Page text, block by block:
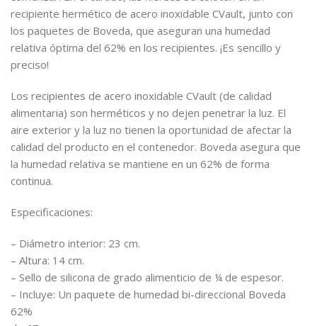
recipiente hermético de acero inoxidable CVault, junto con
los paquetes de Boveda, que aseguran una humedad
relativa óptima del 62% en los recipientes. ¡Es sencillo y
preciso!
Los recipientes de acero inoxidable CVault (de calidad
alimentaria) son herméticos y no dejen penetrar la luz. El
aire exterior y la luz no tienen la oportunidad de afectar la
calidad del producto en el contenedor. Boveda asegura que
la humedad relativa se mantiene en un 62% de forma
continua.
Especificaciones:
– Diámetro interior: 23 cm.
– Altura: 14 cm.
– Sello de silicona de grado alimenticio de ¼ de espesor.
– Incluye: Un paquete de humedad bi-direccional Boveda
62%